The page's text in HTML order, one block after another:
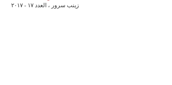
زينب سرور ، العدد ١٧ - ٢٠١٧